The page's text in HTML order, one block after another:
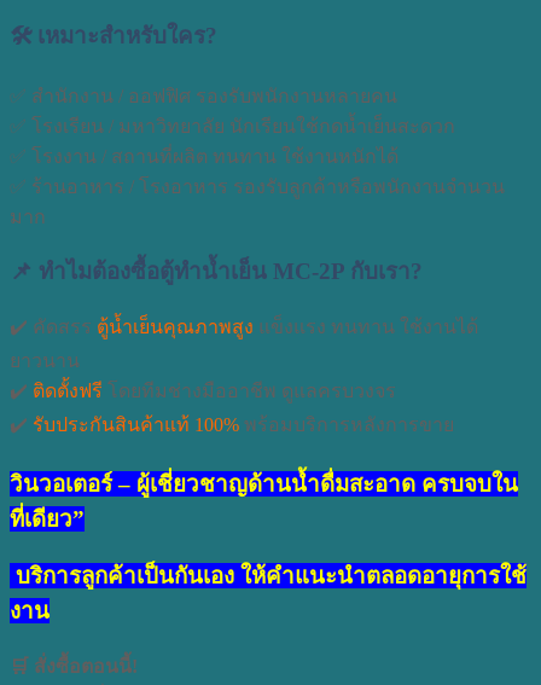
🛠 เหมาะสำหรับใคร?
✅ สำนักงาน / ออฟฟิศ รองรับพนักงานหลายคน
✅ โรงเรียน / มหาวิทยาลัย นักเรียนใช้กดน้ำเย็นสะดวก
✅ โรงงาน / สถานที่ผลิต ทนทาน ใช้งานหนักได้
✅ ร้านอาหาร / โรงอาหาร รองรับลูกค้าหรือพนักงานจำนวน
มาก
📌 ทำไมต้องซื้อตู้ทำน้ำเย็น MC-2P กับเรา?
✔️ คัดสรร ตู้น้ำเย็นคุณภาพสูง แข็งแรง ทนทาน ใช้งานได้
ยาวนาน
✔️ ติดตั้งฟรี โดยทีมช่างมืออาชีพ ดูแลครบวงจร
✔️ รับประกันสินค้าแท้ 100% พร้อมบริการหลังการขาย
วินวอเตอร์ – ผู้เชี่ยวชาญด้านน้ำดื่มสะอาด ครบจบใน
ที่เดียว”
บริการลูกค้าเป็นกันเอง ให้คำแนะนำตลอดอายุการใช้
งาน
🛒 สั่งซื้อตอนนี้!